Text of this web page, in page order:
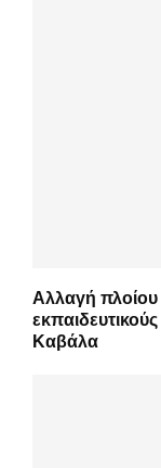
Αλλαγή
Καβάλα